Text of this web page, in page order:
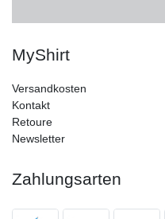
MyShirt
Versandkosten
Kontakt
Retoure
Newsletter
Zahlungsarten